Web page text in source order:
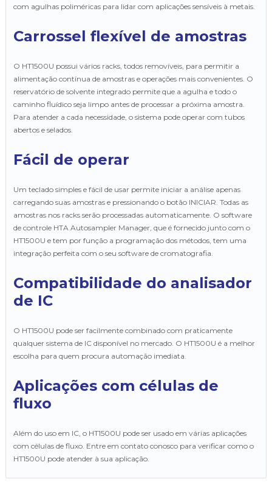
com agulhas poliméricas para lidar com aplicações sensíveis à metais.
Carrossel flexível de amostras
O HT1500U possui vários racks, todos removíveis, para permitir a
alimentação contínua de amostras e operações mais convenientes. O
reservatório de solvente integrado permite que a agulha e todo o
caminho fluídico seja limpo antes de processar a próxima amostra.
Para atender a cada necessidade, o sistema pode operar com tubos
abertos e selados.
Fácil de operar
Um teclado simples e fácil de usar permite iniciar a análise apenas
carregando suas amostras e pressionando o botão INICIAR. Todas as
amostras nos racks serão processadas automaticamente. O software
de controle HTA Autosampler Manager, que é fornecido junto com o
HT1500U e tem por função a programação dos métodos, tem uma
integração perfeita com o seu software de cromatografia.
Compatibilidade do analisador
de IC
O HT1500U pode ser facilmente combinado com praticamente
qualquer sistema de IC disponível no mercado. O HT1500U é a melhor
escolha para quem procura automação imediata.
Aplicações com células de
fluxo
Além do uso em IC, o HT1500U pode ser usado em várias aplicações
com células de fluxo. Entre em contato conosco para verificar como o
HT1500U pode atender à sua aplicação.